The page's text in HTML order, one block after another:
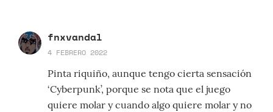
fnxvandal
4 FEBRERO 2022
Pinta riquiño, aunque tengo cierta sensación
‘Cyberpunk’, porque se nota que el juego
quiere molar y cuando algo quiere molar y no